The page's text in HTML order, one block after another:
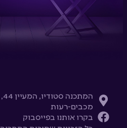
מכבים-רעות
בקרו אותנו בפייסבוק